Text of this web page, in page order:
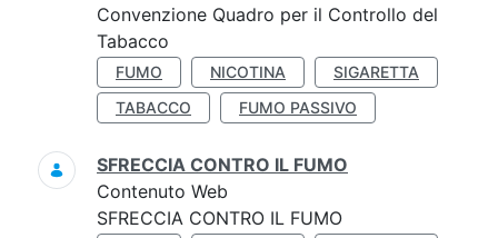
Convenzione Quadro per il Controllo del
Tabacco
FUMO NICOTINA
SIGARETTA
TABACCO
FUMO PASSIVO
SFRECCIA CONTRO IL FUMO
Contenuto Web
SFRECCIA CONTRO IL FUMO